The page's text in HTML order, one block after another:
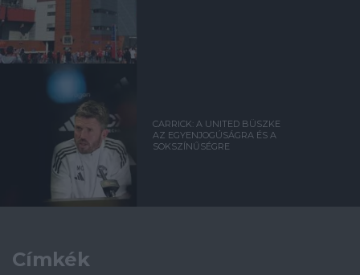
CARRICK: A UNITED BÜSZKE
AZ EGYENJOGÚSÁGRA ÉS A
SOKSZÍNŰSÉGRE
Címkék